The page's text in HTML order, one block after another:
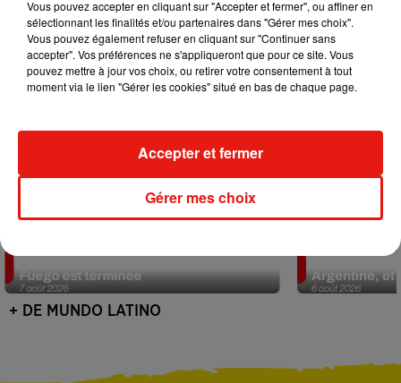
7 août 2026
Guatemala : l'éruption du volcan de
Fuego est terminée
6 août 2026
Le fourmilier
Argentine, et
+ DE MUNDO LATINO
Vous pouvez accepter en cliquant sur "Accepter et fermer", ou affiner en
sélectionnant les finalités et/ou partenaires dans "Gérer mes choix".
Vous pouvez également refuser en cliquant sur "Continuer sans
accepter". Vos préférences ne s'appliqueront que pour ce site. Vous
pouvez mettre à jour vos choix, ou retirer votre consentement à tout
moment via le lien "Gérer les cookies" situé en bas de chaque page.
Gérer mes choix
Accepter et fermer